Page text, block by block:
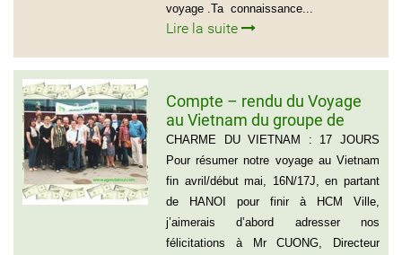
voyage .Ta connaissance...
Lire la suite
Compte – rendu du Voyage
au Vietnam du groupe de
Madame ANNA BOVO
(Groupe de 21 personnes) –
Français
CHARME DU VIETNAM : 17 JOURS
Pour résumer notre voyage au Vietnam
fin avril/début mai, 16N/17J, en partant
de HANOI pour finir à HCM Ville,
j’aimerais d’abord adresser nos
félicitations à Mr CUONG, Directeur